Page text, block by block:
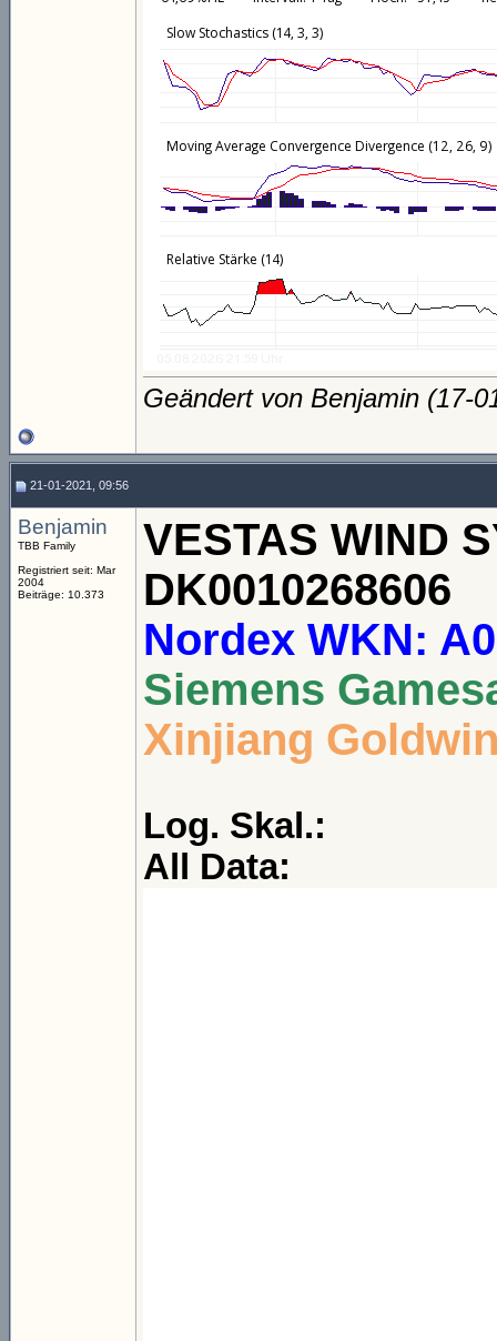
Geändert von Benjamin (17-
21-01-2021, 09:56
Benjamin
TBB Family
Registriert seit: Mar
2004
Beiträge: 10.373
VESTAS WIND
DK0010268606
Nordex WKN:
Siemens
Xinjiang
Log. Skal.:
All Data: